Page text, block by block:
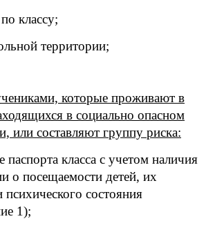
классу;
территории;
которые проживают в
в социально опасном
или составляют группу риска:
паспорта класса с учетом наличия
о посещаемости детей, их
состояния
1);